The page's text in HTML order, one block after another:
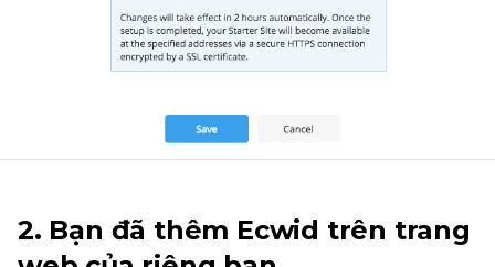
2. Bạn đã thêm Ecwid trên trang